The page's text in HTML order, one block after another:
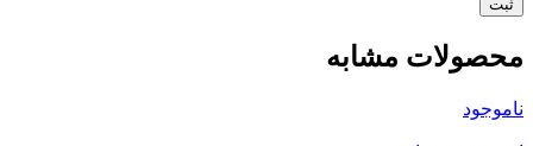
محصولات مشابه
ناموجود